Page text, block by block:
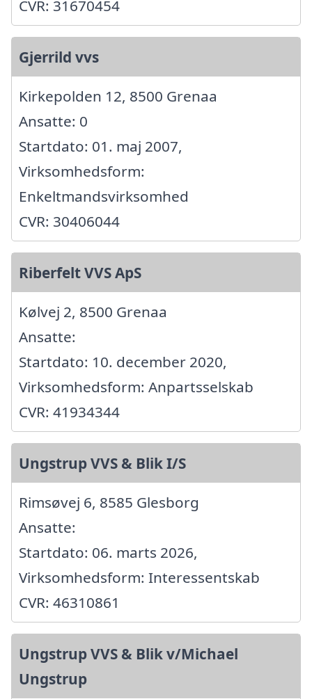
CVR: 31670454
Gjerrild vvs
Kirkepolden 12, 8500 Grenaa
Ansatte: 0
Startdato: 01. maj 2007,
Virksomhedsform:
Enkeltmandsvirksomhed
CVR: 30406044
Riberfelt VVS ApS
Kølvej 2, 8500 Grenaa
Ansatte:
Startdato: 10. december 2020,
Virksomhedsform: Anpartsselskab
CVR: 41934344
Ungstrup VVS & Blik I/S
Rimsøvej 6, 8585 Glesborg
Ansatte:
Startdato: 06. marts 2026,
Virksomhedsform: Interessentskab
CVR: 46310861
Ungstrup VVS & Blik v/Michael
Ungstrup